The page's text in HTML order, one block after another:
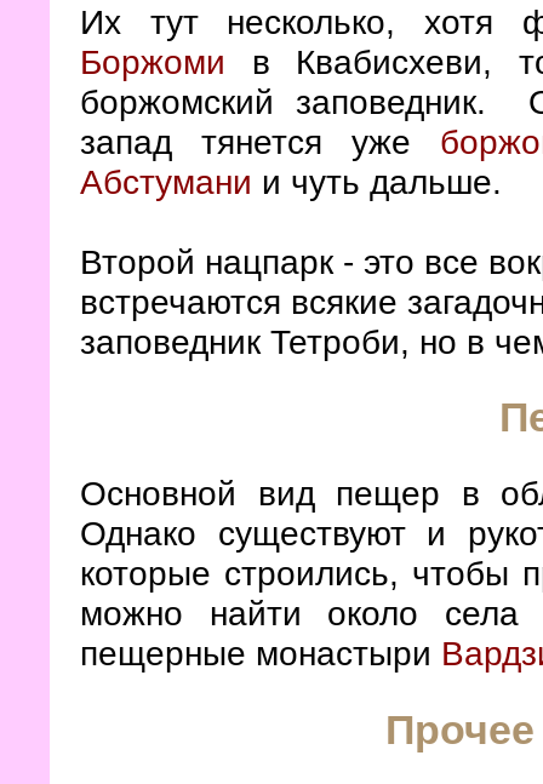
Их тут несколько, хотя
Боржоми в Квабисхеви,
боржомский заповедник.
запад тянется уже
Абстумани и чуть дальше.
Второй нацпарк - это все
встречаются всякие
заповедник Тетроби, но в
Основной вид пещер в
Однако существуют и
которые строились, чтобы
можно найти около
пещерные монастыри